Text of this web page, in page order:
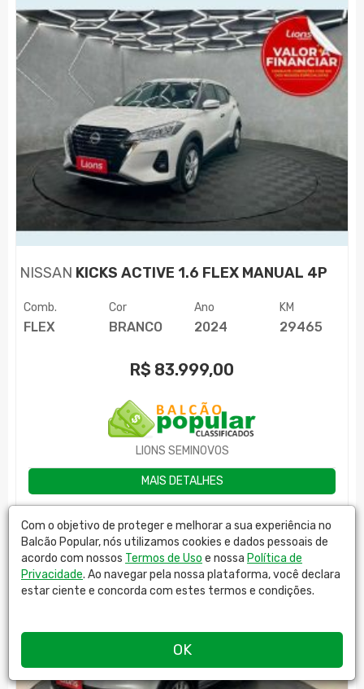
NISSAN KICKS ACTIVE 1.6 FLEX MANUAL 4P
Comb.
FLEX
Cor
BRANCO
Ano
2024
KM
29465
R$ 83.999,00
LIONS SEMINOVOS
MAIS DETALHES
Com o objetivo de proteger e melhorar a sua experiência no
Balcão Popular, nós utilizamos cookies e dados pessoais de
acordo com nossos Termos de Uso e nossa Política de
Privacidade. Ao navegar pela nossa plataforma, você declara
estar ciente e concorda com estes termos e condições.
OK